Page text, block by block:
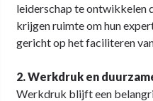
Personeel
leiderschap te ontwikkelen
krijgen ruimte om hun
gericht op het faciliteren
2. Werkdruk en
Werkdruk blijft een